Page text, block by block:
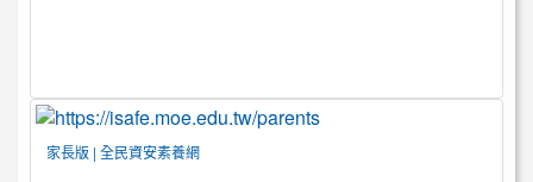
家長版 | 全民資安素養網